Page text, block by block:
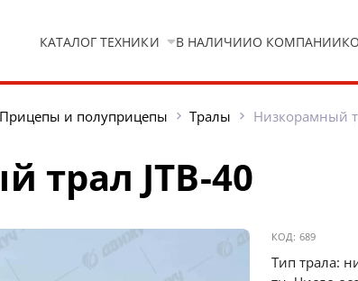
КАТАЛОГ ТЕХНИКИ В НАЛИЧИИО КОМПАНИИ
Прицепы и полуприцепы Тралы Низкорамный
трал JTB-40
КОД: 689
Тип трала: